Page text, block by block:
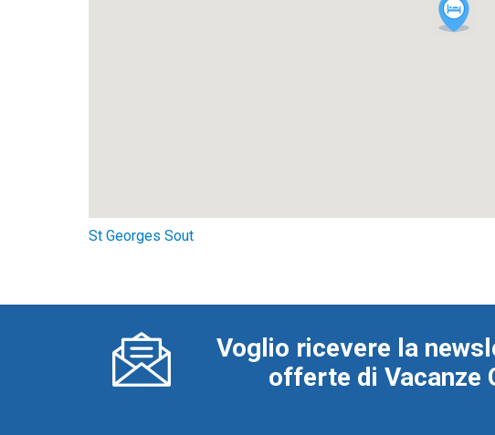
St Georges Sout
Voglio ricevere la
offerte di Vacanze